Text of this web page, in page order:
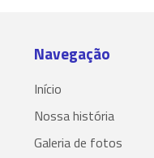
Navegação
Início
Nossa história
Galeria de fotos